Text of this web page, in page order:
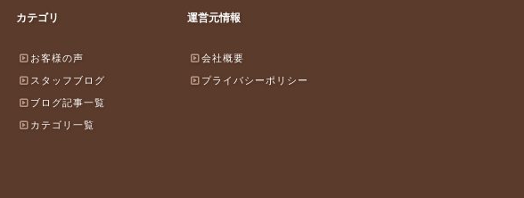
カテゴリ
お客様の声
スタッフブログ
ブログ記事一覧
カテゴリ一覧
運営元情報
会社概要
プライバシーポリシー